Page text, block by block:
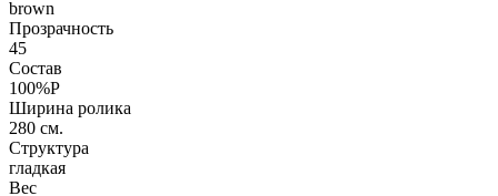
brown
Прозрачность
45
Состав
100%P
Ширина ролика
280 см.
Структура
гладкая
Вес